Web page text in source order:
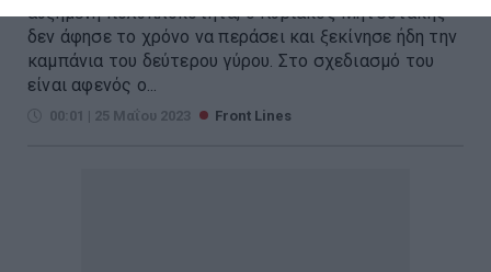
αυξημένη πολυπλοκότητα, ο Κυριάκος Μητσοτάκης
δεν άφησε το χρόνο να περάσει και ξεκίνησε ήδη την
καμπάνια του δεύτερου γύρου. Στο σχεδιασμό του
είναι αφενός ο...
00:01 | 25 Μαΐου 2023 Front Lines